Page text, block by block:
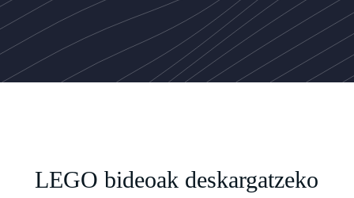
LEGO bideoak deskargatzeko